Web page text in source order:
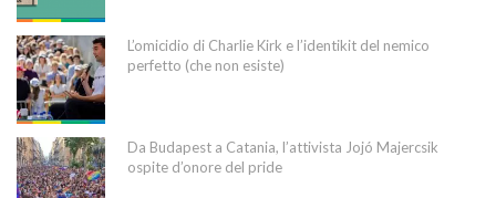
L’omicidio di Charlie Kirk e l’identikit del nemico
perfetto (che non esiste)
Da Budapest a Catania, l’attivista Jojó Majercsik
ospite d’onore del pride